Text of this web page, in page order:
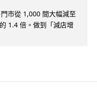
市從 1,000 間大幅減至
1.4 倍。做到「減店增